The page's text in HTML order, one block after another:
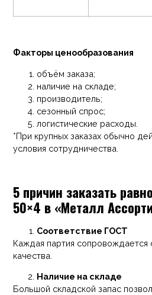
Факторы ценообразования
объём заказа;
наличие на складе;
производитель;
сезонный спрос;
логистические расходы.
*При крупных заказах обычно
условия сотрудничества.
5 причин заказать
50×4 в «Металл
Соответствие ГОСТ
Каждая партия сопровождается
качества.
Наличие на складе
Большой складской запас